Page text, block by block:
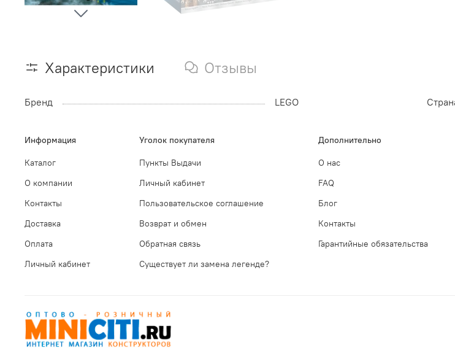
Характеристики Отзывы
Бренд LEGO
Информация
Каталог
О компании
Контакты
Доставка
Оплата
Личный кабинет
Уголок покупателя
Пункты Выдачи
Личный кабинет
Пользовательское соглашение
Возврат и обмен
Обратная связь
Существует ли замена легенде?
Дополнительно
О нас
FAQ
Блог
Контакты
Гарантийные обязательства